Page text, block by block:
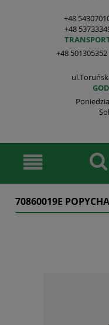
+48
+48
+48 501305352
70860019E